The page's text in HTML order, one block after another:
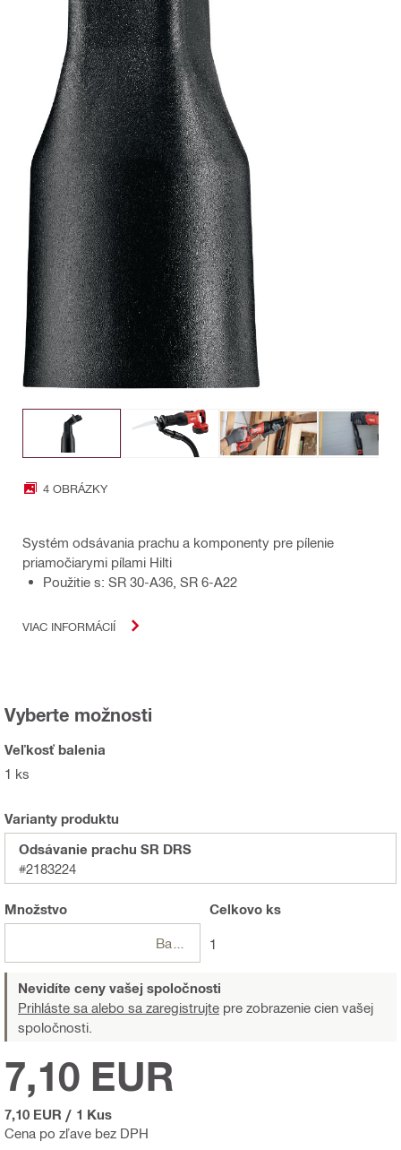
4 OBRÁZKY
Systém odsávania prachu a komponenty pre pílenie
priamočiarymi pílami Hilti
Použitie s: SR 30-A36, SR 6-A22
VIAC INFORMÁCIÍ
Vyberte možnosti
Veľkosť balenia
1 ks
Varianty produktu
Odsávanie prachu SR DRS
#2183224
Množstvo Celkovo ks
1
Nevidíte ceny vašej spoločnosti
Prihláste sa alebo sa zaregistrujte pre zobrazenie cien vašej
spoločnosti.
Cena po zľave bez DPH
7,10 EUR
7,10 EUR / 1 Kus